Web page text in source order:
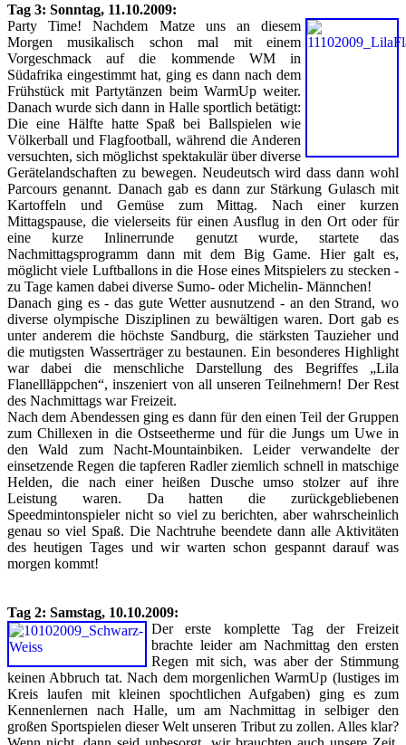
Tag 3: Sonntag, 11.10.2009:
Party Time! Nachdem Matze uns an diesem
Morgen musikalisch schon mal mit einem
Vorgeschmack auf die kommende WM in
Südafrika eingestimmt hat, ging es dann nach dem
Frühstück mit Partytänzen beim WarmUp weiter.
Danach wurde sich dann in Halle sportlich betätigt:
Die eine Hälfte hatte Spaß bei Ballspielen wie
Völkerball und Flagfootball, während die Anderen
versuchten, sich möglichst spektakulär über diverse
Gerätelandschaften zu bewegen. Neudeutsch wird dass dann wohl
Parcours genannt. Danach gab es dann zur Stärkung Gulasch mit
Kartoffeln und Gemüse zum Mittag. Nach einer kurzen
Mittagspause, die vielerseits für einen Ausflug in den Ort oder für
eine kurze Inlinerrunde genutzt wurde, startete das
Nachmittagsprogramm dann mit dem Big Game. Hier galt es,
möglicht viele Luftballons in die Hose eines Mitspielers zu stecken -
zu Tage kamen dabei diverse Sumo- oder Michelin- Männchen!
Danach ging es - das gute Wetter ausnutzend - an den Strand, wo
diverse olympische Disziplinen zu bewältigen waren. Dort gab es
unter anderem die höchste Sandburg, die stärksten Tauzieher und
die mutigsten Wasserträger zu bestaunen. Ein besonderes Highlight
war dabei die menschliche Darstellung des Begriffes „Lila
Flanellläppchen“, inszeniert von all unseren Teilnehmern! Der Rest
des Nachmittags war Freizeit.
Nach dem Abendessen ging es dann für den einen Teil der Gruppen
zum Chillexen in die Ostseetherme und für die Jungs um Uwe in
den Wald zum Nacht-Mountainbiken. Leider verwandelte der
einsetzende Regen die tapferen Radler ziemlich schnell in matschige
Helden, die nach einer heißen Dusche umso stolzer auf ihre
Leistung waren. Da hatten die zurückgebliebenen
Speedmintonspieler nicht so viel zu berichten, aber wahrscheinlich
genau so viel Spaß. Die Nachtruhe beendete dann alle Aktivitäten
des heutigen Tages und wir warten schon gespannt darauf was
morgen kommt!
Tag 2: Samstag, 10.10.2009:
Der erste komplette Tag der Freizeit
brachte leider am Nachmittag den ersten
Regen mit sich, was aber der Stimmung
keinen Abbruch tat. Nach dem morgenlichen WarmUp (lustiges im
Kreis laufen mit kleinen spochtlichen Aufgaben) ging es zum
Kennenlernen nach Halle, um am Nachmittag in selbiger den
großen Sportspielen dieser Welt unseren Tribut zu zollen. Alles klar?